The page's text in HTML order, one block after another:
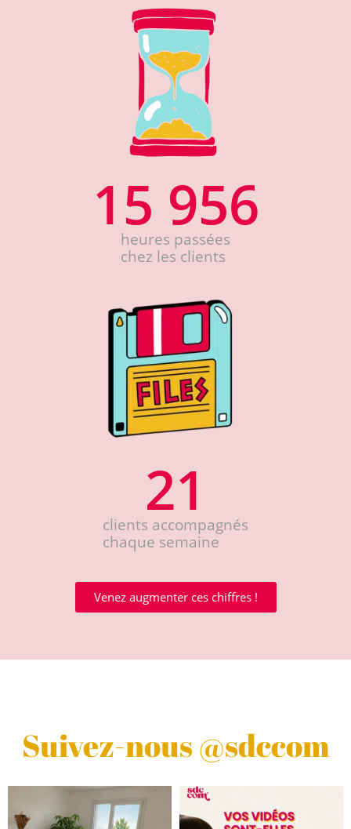
heures passées
chez les clients
15 956
clients accompagnés
chaque semaine
21
Venez augmenter ces chiffres !
Suivez-nous @sdccom